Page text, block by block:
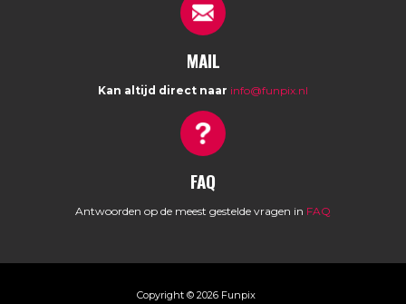
MAIL
Kan altijd direct naar info@funpix.nl
FAQ
Antwoorden op de meest gestelde vragen in FAQ
Copyright © 2026 Funpix